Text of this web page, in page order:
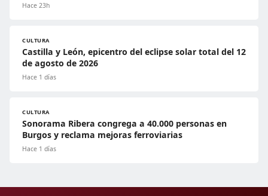
Hace 23h
CULTURA
Castilla y León, epicentro del eclipse solar total del 12
de agosto de 2026
Hace 1 días
CULTURA
Sonorama Ribera congrega a 40.000 personas en
Burgos y reclama mejoras ferroviarias
Hace 1 días